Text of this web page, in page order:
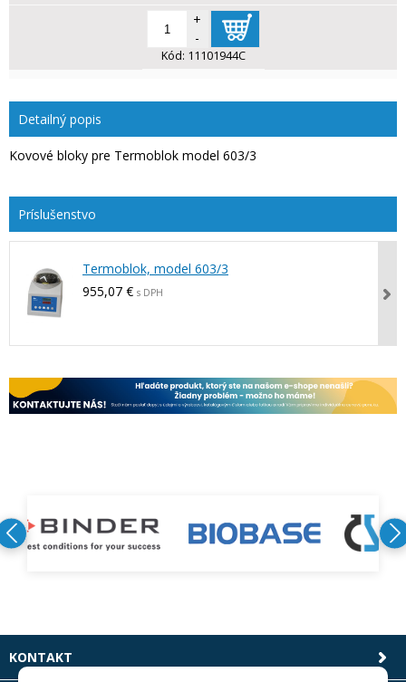
+
-
Kód: 11101944C
Detailný popis
Kovové bloky pre Termoblok model 603/3
Termoblok, model 603/3
955,07 € s DPH
KONTAKT